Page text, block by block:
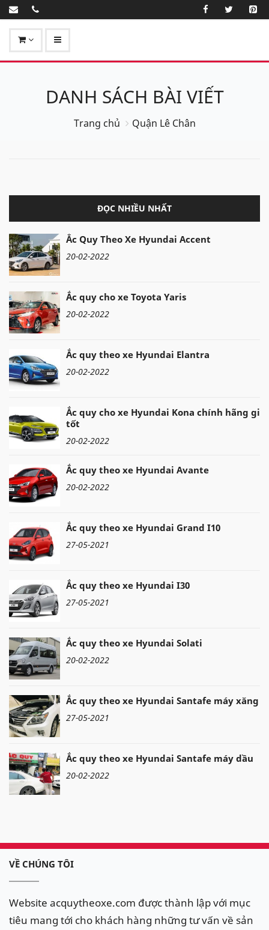
DANH SÁCH BÀI VIẾT
Trang chủ Quận Lê Chân
ĐỌC NHIỀU NHẤT
Ắc Quy Theo Xe Hyundai Accent
20-02-2022
Ắc quy cho xe Toyota Yaris
20-02-2022
Ắc quy theo xe Hyundai Elantra
20-02-2022
Ắc quy cho xe Hyundai Kona chính hãng giá
tốt
20-02-2022
Ắc quy theo xe Hyundai Avante
20-02-2022
Ắc quy theo xe Hyundai Grand I10
27-05-2021
Ắc quy theo xe Hyundai I30
27-05-2021
Ắc quy theo xe Hyundai Solati
20-02-2022
Ắc quy theo xe Hyundai Santafe máy xăng
27-05-2021
Ắc quy theo xe Hyundai Santafe máy dầu
20-02-2022
VỀ CHÚNG TÔI
Website acquytheoxe.com được thành lập với mục
tiêu mang tới cho khách hàng những tư vấn về sản